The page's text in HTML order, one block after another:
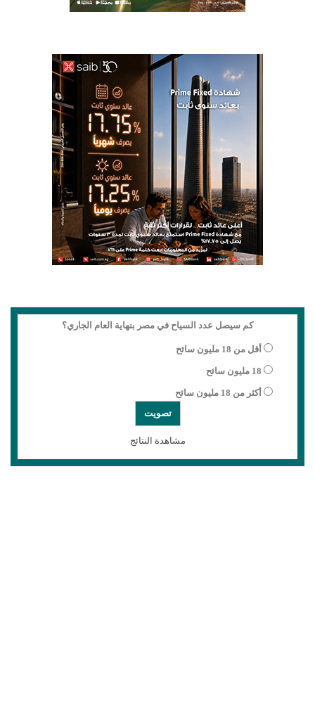
كم سيصل عدد السياح في مصر بنهاية العام الجاري؟
أقل من 18 مليون سائح
18 مليون سائح
أكثر من 18 مليون سائح
مشاهدة النتائج